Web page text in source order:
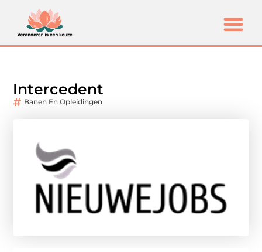
Intercedent
Banen En Opleidingen